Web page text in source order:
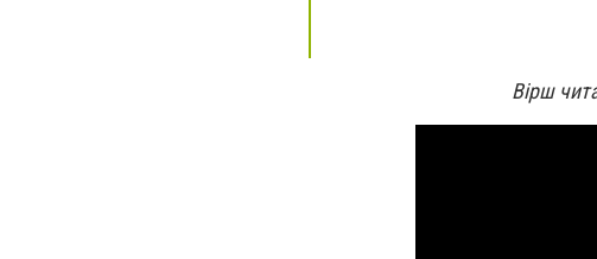
Вірш